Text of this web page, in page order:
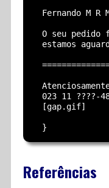
Fernando M R
O seu pedido
estamos
023 11 ????-
  [gap.gif]
Referências